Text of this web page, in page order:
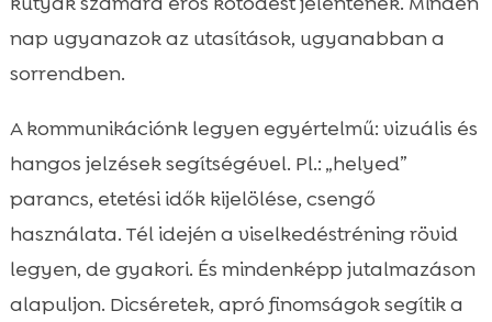
nap ugyanazok az utasítások, ugyanabban a
sorrendben.
A kommunikációnk legyen egyértelmű: vizuális és
hangos jelzések segítségével. Pl.: „helyed”
parancs, etetési idők kijelölése, csengő
használata. Tél idején a viselkedéstréning rövid
legyen, de gyakori. És mindenképp jutalmazáson
alapuljon. Dicséretek, apró finomságok segítik a